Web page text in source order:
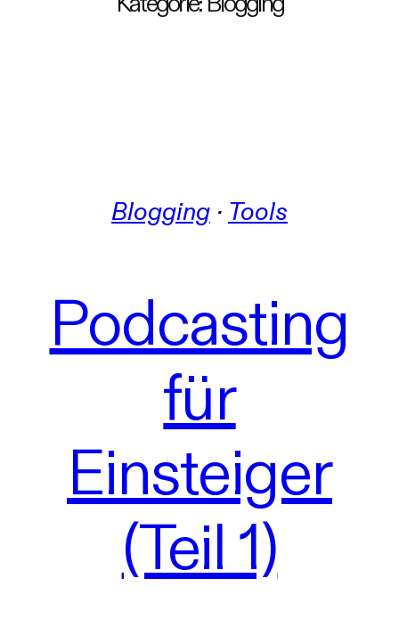
Blogging · Tools
Podcasting
für
Einsteiger
(Teil 1)